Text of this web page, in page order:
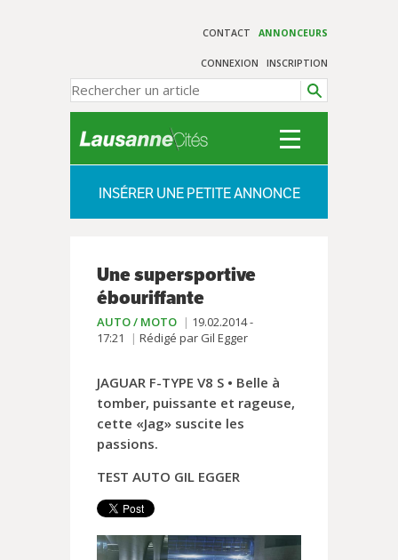
CONTACT ANNONCEURS
CONNEXION INSCRIPTION
INSÉRER UNE PETITE ANNONCE
Une supersportive
ébouriffante
AUTO / MOTO
19.02.2014 -
17:21
Rédigé par Gil Egger
JAGUAR F-TYPE V8 S • Belle à
tomber, puissante et rageuse,
cette «Jag» suscite les
passions.
TEST AUTO GIL EGGER